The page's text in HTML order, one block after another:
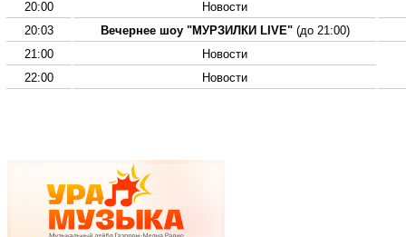
20:00
Новости
20:03
Вечернее шоу "МУРЗИЛКИ LIVE"(до 21:00)
21:00
Новости
22:00
Новости